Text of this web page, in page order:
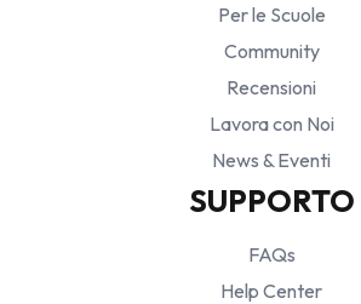
Per le Scuole
Community
Recensioni
Lavora con Noi
News & Eventi
SUPPORTO
FAQs
Help Center